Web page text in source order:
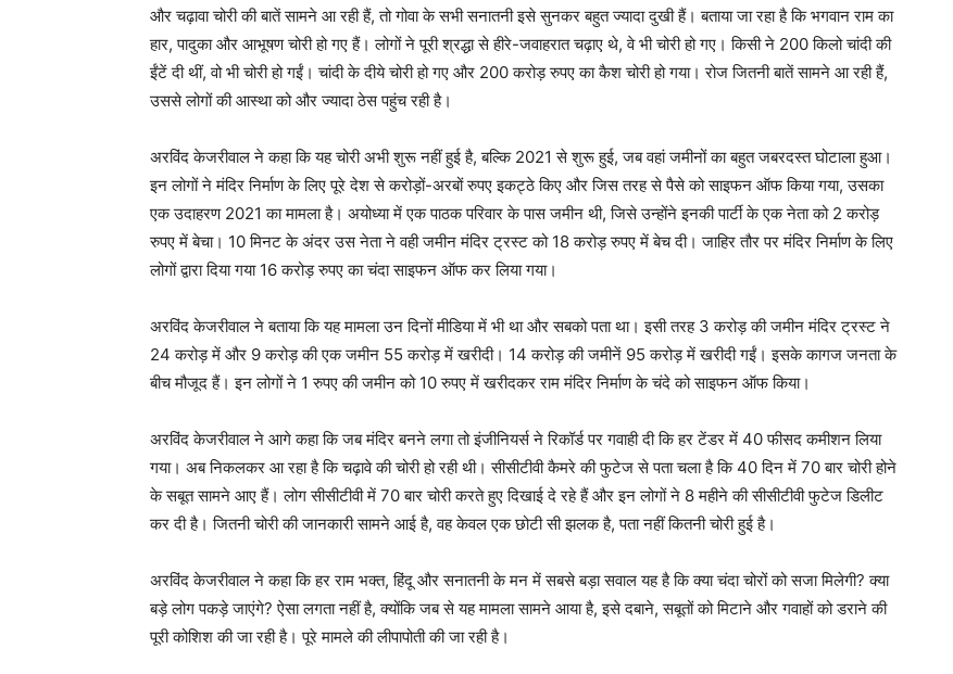
और चढ़ावा चोरी की बातें सामने आ रही हैं, तो गोवा के सभी सनातनी इसे सुनकर बहुत ज्यादा दुखी हैं। बताया जा रहा है कि भगवान राम का
हार, पादुका और आभूषण चोरी हो गए हैं। लोगों ने पूरी श्रद्धा से हीरे-जवाहरात चढ़ाए थे, वे भी चोरी हो गए। किसी ने 200 किलो चांदी की
ईंटें दी थीं, वो भी चोरी हो गईं। चांदी के दीये चोरी हो गए और 200 करोड़ रुपए का कैश चोरी हो गया। रोज जितनी बातें सामने आ रही हैं,
उससे लोगों की आस्था को और ज्यादा ठेस पहुंच रही है।
अरविंद केजरीवाल ने कहा कि यह चोरी अभी शुरू नहीं हुई है, बल्कि 2021 से शुरू हुई, जब वहां जमीनों का बहुत जबरदस्त घोटाला हुआ।
इन लोगों ने मंदिर निर्माण के लिए पूरे देश से करोड़ों-अरबों रुपए इकट्ठे किए और जिस तरह से पैसे को साइफन ऑफ किया गया, उसका
एक उदाहरण 2021 का मामला है। अयोध्या में एक पाठक परिवार के पास जमीन थी, जिसे उन्होंने इनकी पार्टी के एक नेता को 2 करोड़
रुपए में बेचा। 10 मिनट के अंदर उस नेता ने वही जमीन मंदिर ट्रस्ट को 18 करोड़ रुपए में बेच दी। जाहिर तौर पर मंदिर निर्माण के लिए
लोगों द्वारा दिया गया 16 करोड़ रुपए का चंदा साइफन ऑफ कर लिया गया।
अरविंद केजरीवाल ने बताया कि यह मामला उन दिनों मीडिया में भी था और सबको पता था। इसी तरह 3 करोड़ की जमीन मंदिर ट्रस्ट ने
24 करोड़ में और 9 करोड़ की एक जमीन 55 करोड़ में खरीदी। 14 करोड़ की जमीनें 95 करोड़ में खरीदी गईं। इसके कागज जनता के
बीच मौजूद हैं। इन लोगों ने 1 रुपए की जमीन को 10 रुपए में खरीदकर राम मंदिर निर्माण के चंदे को साइफन ऑफ किया।
अरविंद केजरीवाल ने आगे कहा कि जब मंदिर बनने लगा तो इंजीनियर्स ने रिकॉर्ड पर गवाही दी कि हर टेंडर में 40 फीसद कमीशन लिया
गया। अब निकलकर आ रहा है कि चढ़ावे की चोरी हो रही थी। सीसीटीवी कैमरे की फुटेज से पता चला है कि 40 दिन में 70 बार चोरी होने
के सबूत सामने आए हैं। लोग सीसीटीवी में 70 बार चोरी करते हुए दिखाई दे रहे हैं और इन लोगों ने 8 महीने की सीसीटीवी फुटेज डिलीट
कर दी है। जितनी चोरी की जानकारी सामने आई है, वह केवल एक छोटी सी झलक है, पता नहीं कितनी चोरी हुई है।
अरविंद केजरीवाल ने कहा कि हर राम भक्त, हिंदू और सनातनी के मन में सबसे बड़ा सवाल यह है कि क्या चंदा चोरों को सजा मिलेगी? क्या
बड़े लोग पकड़े जाएंगे? ऐसा लगता नहीं है, क्योंकि जब से यह मामला सामने आया है, इसे दबाने, सबूतों को मिटाने और गवाहों को डराने की
पूरी कोशिश की जा रही है। पूरे मामले की लीपापोती की जा रही है।